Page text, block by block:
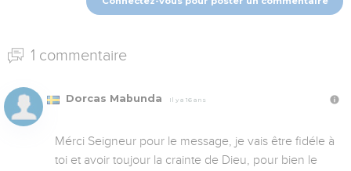
1 commentaire
Dorcas Mabunda Il y a 16 ans
Mérci Seigneur pour le message, je vais être fidéle à
toi et avoir toujour la crainte de Dieu, pour bien le